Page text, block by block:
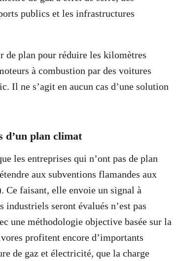
publics et les infrastructures
de plan pour réduire les kilomètres
à combustion par des voitures
Il ne s’agit en aucun cas d’une solution
d’un plan climat
les entreprises qui n’ont pas de plan
aux subventions flamandes aux
Ce faisant, elle envoie un signal à
seront évalués n’est pas
une méthodologie objective basée sur la
profitent encore d’importants
de gaz et électricité, que la charge